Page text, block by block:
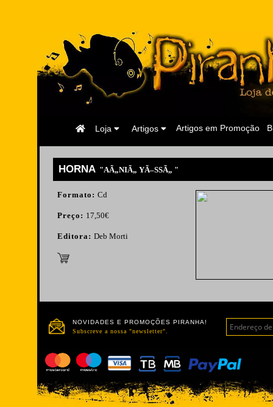
Artigos em Promoção
Artigos
Loja
Página
HORNA "AÃ„NIÃ„ YÃ–SSÃ„ "
Formato: Cd
Preço: 17,50€
Editora: Deb Morti
NOVIDADES E PROMOÇÕES PIRANHA!
Subscreve a nossa "newsletter".